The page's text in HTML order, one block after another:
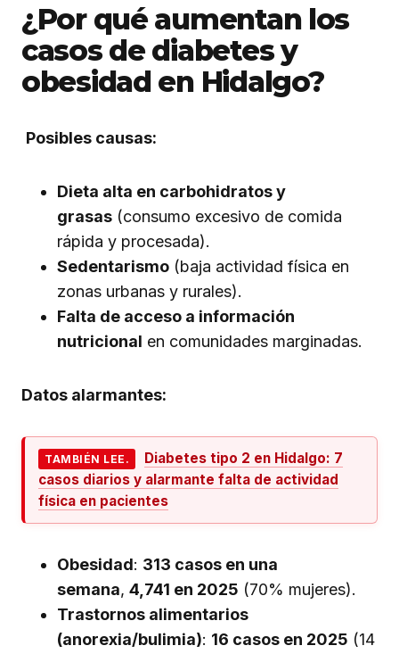
¿Por qué aumentan los
casos de diabetes y
obesidad en Hidalgo?
Posibles causas:
Dieta alta en carbohidratos y
grasas (consumo excesivo de comida
rápida y procesada).
Sedentarismo (baja actividad física en
zonas urbanas y rurales).
Falta de acceso a información
nutricional en comunidades marginadas.
Datos alarmantes:
TAMBIÉN LEE.
Diabetes tipo 2 en Hidalgo: 7
casos diarios y alarmante falta de actividad
física en pacientes
Obesidad: 313 casos en una
semana, 4,741 en 2025 (70% mujeres).
Trastornos alimentarios
(anorexia/bulimia): 16 casos en 2025 (14